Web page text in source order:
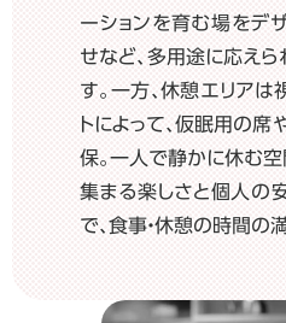
ーションを育む場をデ
せなど、多用途に応え
す。一方、休憩エリア
トによって、仮眠用の
保。一人で静かに休む
集まる楽しさと個人の
で、食事・休憩の時間の